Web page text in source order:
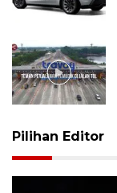
Pilihan Editor